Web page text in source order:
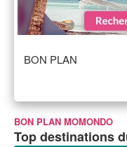
BON PLAN
BON PLAN MOMONDO
Top destinations